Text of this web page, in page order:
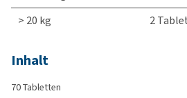
> 20 kg
2
Inhalt
70 Tabletten